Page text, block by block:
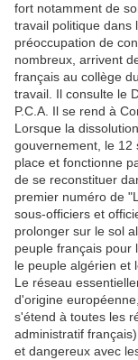
fort notamment de
travail politique dans
préoccupation de
nombreux, arrivent
français au collège
travail. Il consulte le
P.C.A. Il se rend à
Lorsque la
gouvernement, le 12
place et fonctionne
de se reconstituer
premier numéro de
sous-officiers et
prolonger sur le sol
peuple français pour
le peuple algérien et
Le réseau
d'origine
s'étend à toutes les
administratif
et dangereux avec